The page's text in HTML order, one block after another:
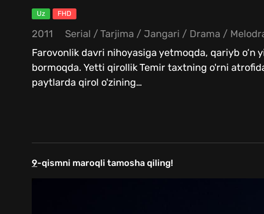
Uz FHD
2011 Serial / Tarjima / Jangari / Drama /
Farovonlik davri nihoyasiga yetmoqda, qariyb o‘n
bormoqda. Yetti qirollik Temir taxtning o'rni
paytlarda qirol o'zining…
9-qismni maroqli tamosha qiling!